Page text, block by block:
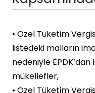
• Özel Tüketim
listedeki malların
nedeniyle
mükellefler,
• Özel Tüketim